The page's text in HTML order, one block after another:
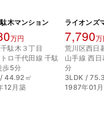
木マンション
万円
駄木３丁目
ロ千代田線 千駄
歩5分
44.92㎡
12月築
7,790万
荒川区西日
山手線 西
分
3LDK /
1987年01